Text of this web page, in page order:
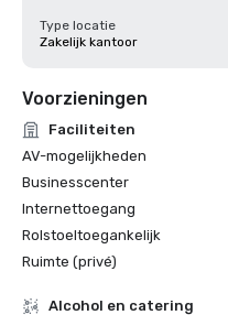
Type locatie
Zakelijk kantoor
Voorzieningen
Faciliteiten
AV-mogelijkheden
Businesscenter
Internettoegang
Rolstoeltoegankelijk
Ruimte (privé)
Alcohol en catering